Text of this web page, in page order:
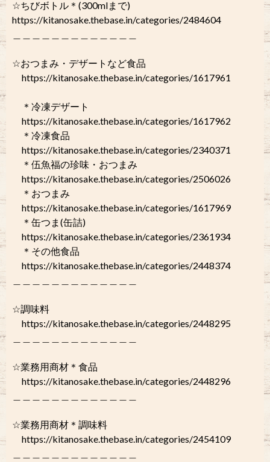
☆ちびボトル＊(300mlまで)
https://kitanosake.thebase.in/categories/2484604
☆おつまみ・デザートなど食品
https://kitanosake.thebase.in/categories/1617961
＊冷凍デザート
https://kitanosake.thebase.in/categories/1617962
＊冷凍食品
https://kitanosake.thebase.in/categories/2340371
＊伍魚福の珍味・おつまみ
https://kitanosake.thebase.in/categories/2506026
＊おつまみ
https://kitanosake.thebase.in/categories/1617969
＊缶つま(缶詰)
https://kitanosake.thebase.in/categories/2361934
＊その他食品
https://kitanosake.thebase.in/categories/2448374
☆調味料
https://kitanosake.thebase.in/categories/2448295
☆業務用商材＊食品
https://kitanosake.thebase.in/categories/2448296
☆業務用商材＊調味料
https://kitanosake.thebase.in/categories/2454109